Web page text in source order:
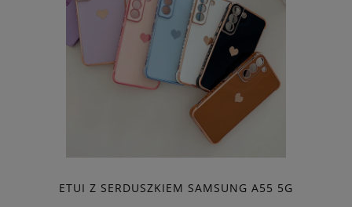
ETUI Z SERDUSZKIEM SAMSUNG A55 5G